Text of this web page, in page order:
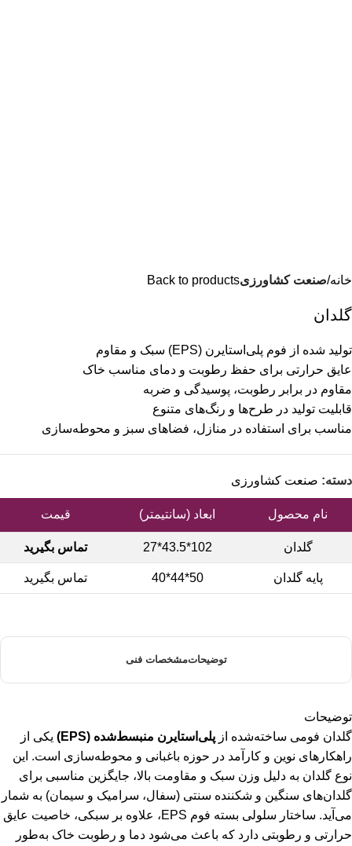
خانه صنعت کشاورزیBack to products
گلدان
تولید شده از فوم پلی‌استایرن (EPS) سبک و مقاوم
عایق حرارتی برای حفظ رطوبت و دمای مناسب خاک
مقاوم در برابر رطوبت، پوسیدگی و ضربه
قابلیت تولید در طرح‌ها و رنگ‌های متنوع
مناسب برای استفاده در منازل، فضاهای سبز و محوطه‌سازی
دسته: صنعت کشاورزی
نام محصول ابعاد (سانتیمتر) قیمت
گلدان 102*43.5*27 تماس بگیرید
پایه گلدان 50*44*40 تماس بگیرید
توضیحاتمشخصات فنی
توضیحات
گلدان فومی ساخته‌شده از پلی‌استایرن منبسط‌شده (EPS)
یکی از
راهکارهای نوین و کارآمد در حوزه باغبانی و محوطه‌سازی است. این
نوع گلدان به دلیل وزن سبک و مقاومت بالا، جایگزین مناسبی برای
گلدان‌های سنگین و شکننده سنتی (سفال، سرامیک و سیمان) به شمار
می‌آید. ساختار سلولی بسته فوم EPS، علاوه بر سبکی، خاصیت عایق
حرارتی و رطوبتی دارد که باعث می‌شود دما و رطوبت خاک به‌طور